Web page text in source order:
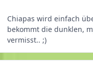
Chiapas wird einfach
bekommt die dunklen,
vermisst.. ;)